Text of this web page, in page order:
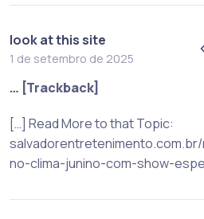
look at this site
1 de setembro de 2025
… [Trackback]
[…] Read More to that Topic:
no-clima-junino-com-show-